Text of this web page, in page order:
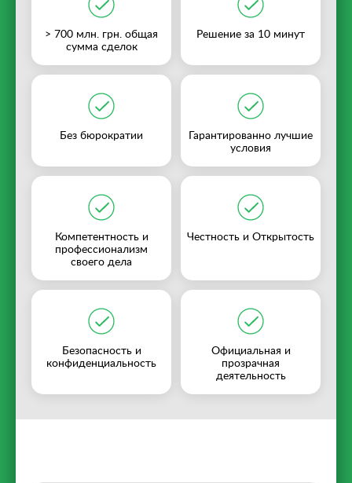
> 700 млн. грн. общая
сумма сделок
Решение за 10 минут
Без бюрократии
Гарантированно лучшие
условия
Компетентность и
профессионализм
своего дела
Честность и Открытость
Безопасность и
конфиденциальность
Официальная и
прозрачная
деятельность